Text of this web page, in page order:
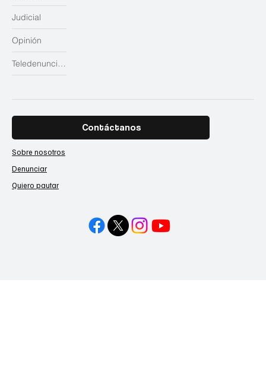
Judicial
Opinión
Teledenuncias
Contáctanos
Sobre nosotros
Denunciar
Quiero pautar